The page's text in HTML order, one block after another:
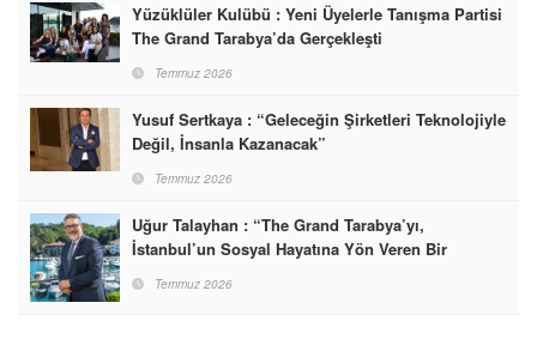
Yüzüklüler Kulübü : Yeni Üyelerle Tanışma Partisi
The Grand Tarabya’da Gerçekleşti
Temmuz 2026
Yusuf Sertkaya : “Geleceğin Şirketleri Teknolojiyle
Değil, İnsanla Kazanacak”
Temmuz 2026
Uğur Talayhan : “The Grand Tarabya’yı,
İstanbul’un Sosyal Hayatına Yön Veren Bir
Destinasyon Haline Getirmeyi Hedefliyorum”
Temmuz 2026